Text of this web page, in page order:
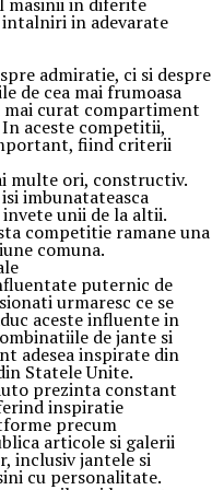
in adevarate
admiratie, ci si despre
de cea mai frumoasa
mai curat compartiment
aceste competitii,
fiind criterii
multe ori, constructiv.
imbunatateasca
unii de la altii.
competitie ramane una
comuna.
puternic de
urmaresc ce se
aceste influente in
de jante si
adesea inspirate din
Statele Unite.
prezinta constant
inspiratie
precum
articole si galerii
inclusiv jantele si
cu personalitate.